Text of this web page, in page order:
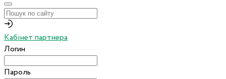
Кабінет партнера
Логин
Пароль